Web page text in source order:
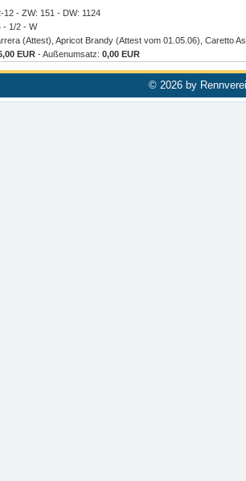
12 - ZW: 151 - DW: 1124
- 1/2 - W
(Attest), Apricot Brandy (Attest vom 01.05.06), Caretto
EUR - Außenumsatz: 0,00 EUR
© 2026 by